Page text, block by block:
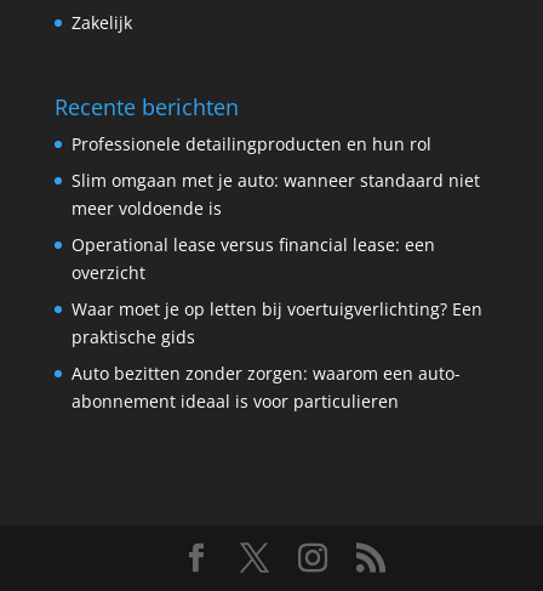
Zakelijk
Recente berichten
Professionele detailingproducten en hun rol
Slim omgaan met je auto: wanneer standaard niet
meer voldoende is
Operational lease versus financial lease: een
overzicht
Waar moet je op letten bij voertuigverlichting? Een
praktische gids
Auto bezitten zonder zorgen: waarom een auto-
abonnement ideaal is voor particulieren